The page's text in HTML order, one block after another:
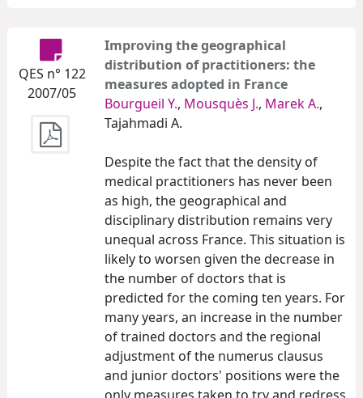
QES n° 122
2007/05
Improving the geographical
distribution of practitioners: the
measures adopted in France
Bourgueil Y., Mousquès J., Marek A.,
Tajahmadi A.
Despite the fact that the density of
medical practitioners has never been
as high, the geographical and
disciplinary distribution remains very
unequal across France. This situation is
likely to worsen given the decrease in
the number of doctors that is
predicted for the coming ten years. For
many years, an increase in the number
of trained doctors and the regional
adjustment of the numerus clausus
and junior doctors' positions were the